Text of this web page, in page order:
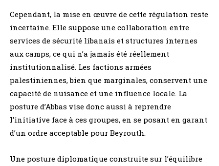
Cependant, la mise en œuvre de cette régulation reste
incertaine. Elle suppose une collaboration entre
services de sécurité libanais et structures internes
aux camps, ce qui n’a jamais été réellement
institutionnalisé. Les factions armées
palestiniennes, bien que marginales, conservent une
capacité de nuisance et une influence locale. La
posture d’Abbas vise donc aussi à reprendre
l’initiative face à ces groupes, en se posant en garant
d’un ordre acceptable pour Beyrouth.
Une posture diplomatique construite sur l’équilibre